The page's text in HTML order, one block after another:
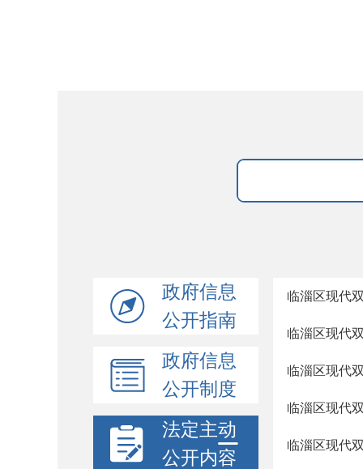
政府信息
公开指南
政府信息
公开制度
法定主动
公开内容
临淄区现代
临淄区现代
临淄区现代
临淄区现代
临淄区现代